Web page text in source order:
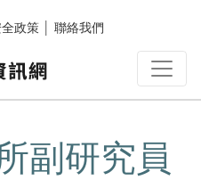
政策 聯絡我們
副研究員